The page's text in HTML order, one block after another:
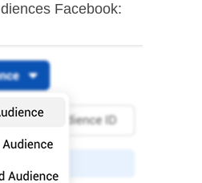
Facebook: